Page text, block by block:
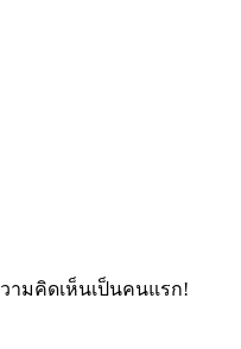
ามคิดเห็นเป็นคนแรก!